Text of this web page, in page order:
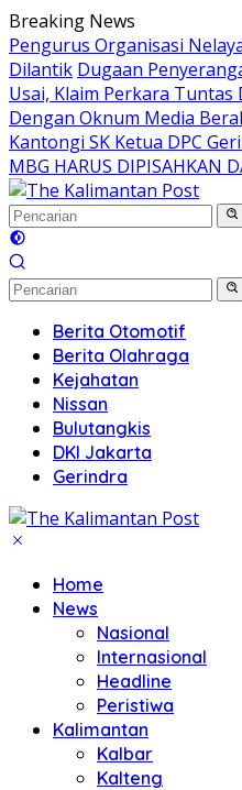
Langsung
ke
konten
Breaking News
Pengurus Organisasi
Dilantik Dugaan
Usai, Klaim Perkara Tuntas
Dengan Oknum Media
Kantongi SK Ketua DPC
MBG HARUS DIPISAHKAN
Berita Otomotif
Berita Olahraga
Kejahatan
Nissan
Bulutangkis
DKI Jakarta
Gerindra
Home
News
Nasional
Internasional
Headline
Peristiwa
Kalimantan
Kalbar
Kalteng